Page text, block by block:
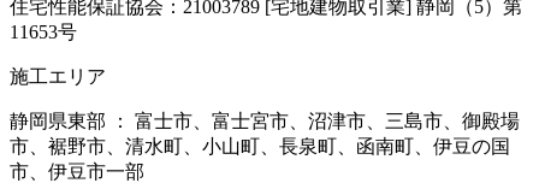
住宅性能保証協会：21003789 [宅地建物取引業] 静岡（5）第
11653号
施工エリア
静岡県東部 ： 富士市、富士宮市、沼津市、三島市、御殿場
市、裾野市、清水町、小山町、長泉町、函南町、伊豆の国
市、伊豆市一部